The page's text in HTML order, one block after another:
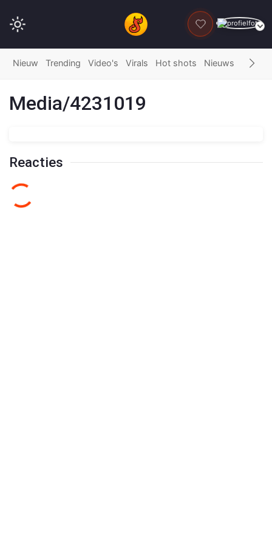
DONEER
Nieuw Trending Video's Virals Hot shots Nieuws Fails
Media/4231019
Reacties